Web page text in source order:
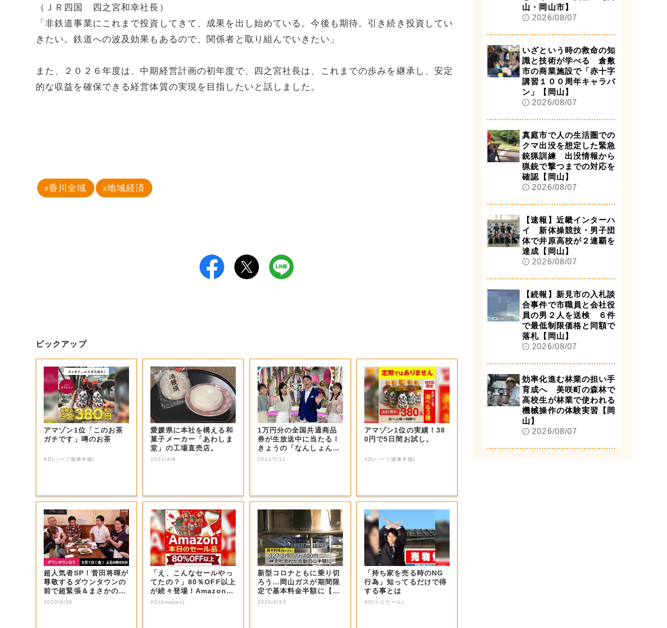
（ＪＲ四国 四之宮和幸社長）
「非鉄道事業にこれまで投資してきて、成果を出し始めている。今後も期待。引き続き投資してい
きたい。鉄道への波及効果もあるので、関係者と取り組んでいきたい」
また、２０２６年度は、中期経営計画の初年度で、四之宮社長は、これまでの歩みを継承し、安定
的な収益を確保できる経営体質の実現を目指したいと話しました。
香川全域 地域経済
ピックアップ
アマゾン1位「このお茶
ガチです」噂のお茶
AD(ハーブ健康本舗)
愛媛県に本社を構える和
菓子メーカー「あわしま
堂」の工場直売店。
2022/4/8
1万円分の全国共通商品
券が生放送中に当たる！
きょうの「なんしょん？
生電話クイズ」...
2022/5/11
アマゾン1位の実績！38
0円で5日間お試し。
AD(ハーブ健康本舗)
超人気者SP！菅田将暉が
尊敬するダウンタウンの
前で超緊張＆まさかの大
号泣！思いを...
2020/4/30
「え、こんなセールやっ
てたの？」80％OFF以上
が続々登場！Amazonの
本気が...
AD(Amazon)
新型コロナともに乗り切
ろう…岡山ガスが期間限
定で基本料金半額に【岡
山・岡山市】
2020/4/30
「持ち家を売る時のNG
行為」知ってるだけで得
する事とは
AD(イエウール)
山・岡山市】
2026/08/07
いざという時の救命の知
識と技術が学べる 倉敷
市の商業施設で「赤十字
講習１００周年キャラバ
ン」【岡山】
2026/08/07
真庭市で人の生活圏での
クマ出没を想定した緊急
銃猟訓練 出没情報から
猟銃で撃つまでの対応を
確認【岡山】
2026/08/07
【速報】近畿インターハ
イ 新体操競技・男子団
体で井原高校が２連覇を
達成【岡山】
2026/08/07
【続報】新見市の入札談
合事件で市職員と会社役
員の男２人を送検 ６件
で最低制限価格と同額で
落札【岡山】
2026/08/07
効率化進む林業の担い手
育成へ 美咲町の森林で
高校生が林業で使われる
機械操作の体験実習【岡
山】
2026/08/07